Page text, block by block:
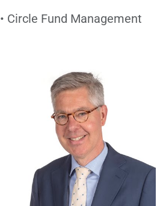
• Circle Fund Management